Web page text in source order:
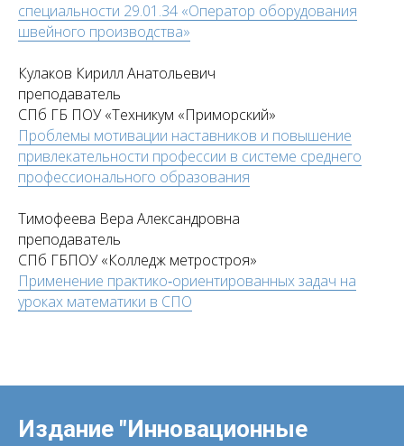
специальности 29.01.34 «Оператор оборудования
швейного производства»
Кулаков Кирилл Анатольевич
преподаватель
СПб ГБ ПОУ «Техникум «Приморский»
Проблемы мотивации наставников и повышение
привлекательности профессии в системе среднего
профессионального образования
Тимофеева Вера Александровна
преподаватель
СПб ГБПОУ «Колледж метростроя»
Применение практико‑ориентированных задач на
уроках математики в СПО
Издание "Инновационные